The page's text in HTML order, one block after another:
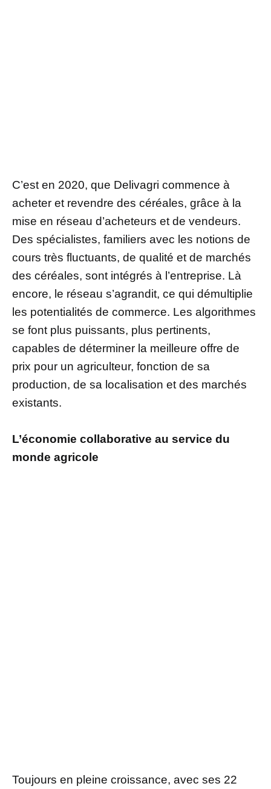
C’est en 2020, que Delivagri commence à
acheter et revendre des céréales, grâce à la
mise en réseau d’acheteurs et de vendeurs.
Des spécialistes, familiers avec les notions de
cours très fluctuants, de qualité et de marchés
des céréales, sont intégrés à l’entreprise. Là
encore, le réseau s’agrandit, ce qui démultiplie
les potentialités de commerce. Les algorithmes
se font plus puissants, plus pertinents,
capables de déterminer la meilleure offre de
prix pour un agriculteur, fonction de sa
production, de sa localisation et des marchés
existants.
L’économie collaborative au service du
monde agricole
Toujours en pleine croissance, avec ses 22